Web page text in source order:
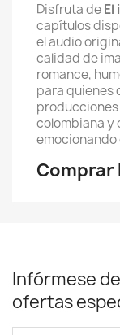
Disfruta deEl
capítulos
el audio
calidad de
romance,
para quienes
colombiana y
emocionando
Comprar
Infórmese
ofertas